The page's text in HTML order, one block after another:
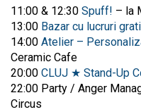
11:00 & 12:30 Spuff! – la
13:00 Bazar cu lucruri
14:00 Atelier –
Ceramic Cafe
20:00 CLUJ ★ Stand-Up
22:00 Party / Anger
Circus